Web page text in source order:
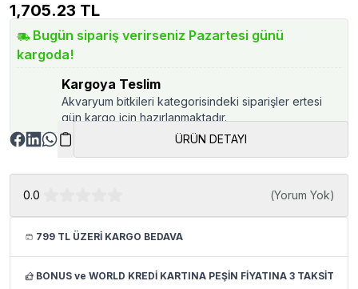
1,705.23 TL
Bugün sipariş verirseniz Pazartesi günü
kargoda!
Kargoya Teslim
Akvaryum bitkileri kategorisindeki siparişler ertesi
gün kargo için hazırlanmaktadır.
ÜRÜN DETAYI
0.0 (Yorum Yok)
799 TL ÜZERİ KARGO BEDAVA
BONUS ve WORLD KREDİ KARTINA PEŞİN FİYATINA 3 TAKSİT